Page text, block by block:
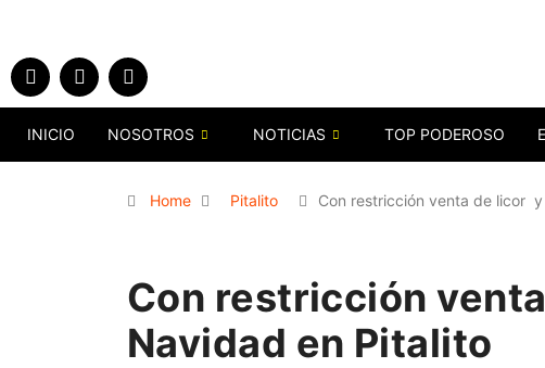
INICIO NOSOTROS NOTICIAS TOP PODEROSO
Home Pitalito Con restricción venta de licor
Con restricción
Navidad en Pitalito